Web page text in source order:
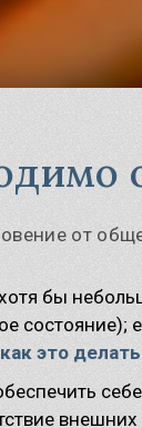
от
бы
состояние);
это делать